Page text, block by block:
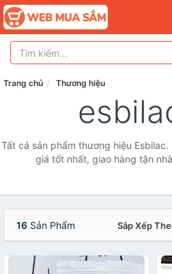
Trang chủ Thương hiệu
Tất cả sản phẩm thương hiệu
giá tốt nhất, giao hàng tận
16 Sản Phẩm Sắp Xếp